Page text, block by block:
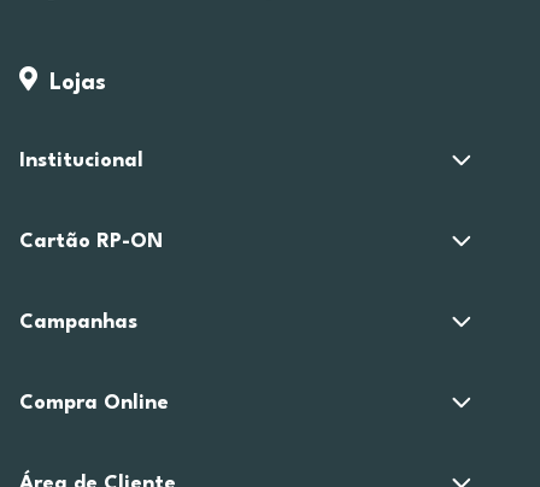
Lojas
Institucional
Cartão RP-ON
Campanhas
Compra Online